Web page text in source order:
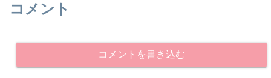
コメント
コメントを書き込む